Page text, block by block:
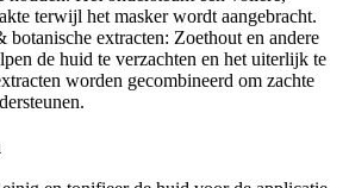
terwijl het masker wordt aangebracht.
botanische extracten: Zoethout en andere
de huid te verzachten en het uiterlijk te
worden gecombineerd om zachte